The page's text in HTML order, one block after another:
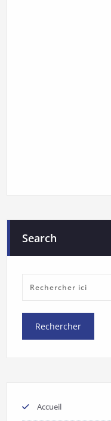
Search
Accueil